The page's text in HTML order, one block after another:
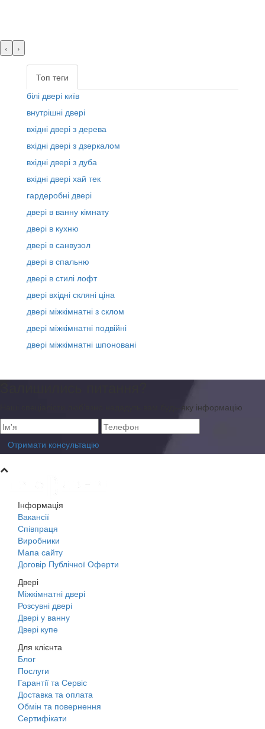
‹ ›
Топ теги
білі двері київ
внутрішні двері
вхідні двері з дерева
вхідні двері з дзеркалом
вхідні двері з дуба
вхідні двері хай тек
гардеробні двері
двері в ванну кімнату
двері в кухню
двері в санвузол
двері в спальню
двері в стилі лофт
двері вхідні скляні ціна
двері міжкімнатні з склом
двері міжкімнатні подвійні
двері міжкімнатні шпоновані
Наші спеціалісти люб’язно нададуть вам будь-яку інформацію
Отримати консультацію
Інформація
Вакансії
Співпраця
Виробники
Мапа сайту
Договір Публічної Оферти
Двері
Міжкімнатні двері
Розсувні двері
Двері у ванну
Двері купе
Для клієнта
Блог
Послуги
Гарантії та Сервіс
Доставка та оплата
Обмін та повернення
Сертифікати